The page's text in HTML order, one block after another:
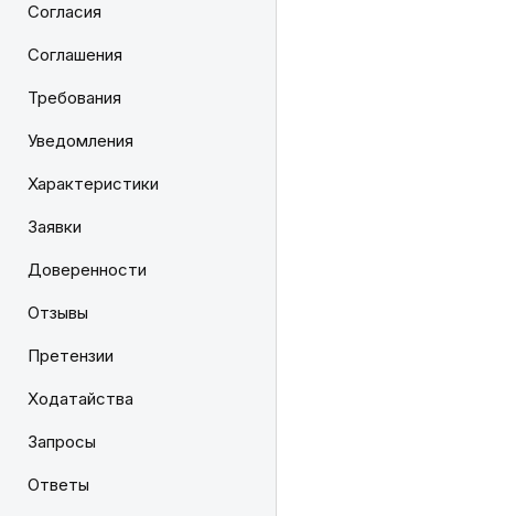
Согласия
Соглашения
Требования
Уведомления
Характеристики
Заявки
Доверенности
Отзывы
Претензии
Ходатайства
Запросы
Ответы